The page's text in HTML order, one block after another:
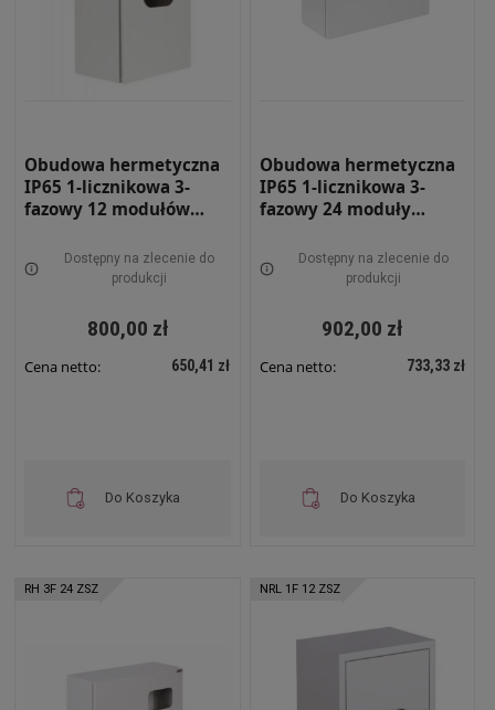
Obudowa hermetyczna
IP65 1-licznikowa 3-
fazowy 12 modułów
zamkiem i szybą RH
3F12 ZSZ
Dostępny na zlecenie do
produkcji
800,00 zł
Cena netto: 650,41 zł
Do Koszyka
Obudowa hermetyczna
IP65 1-licznikowa 3-
fazowy 24 moduły
zamkiem RH 3F24 Z
Dostępny na zlecenie do
produkcji
902,00 zł
Cena netto: 733,33 zł
Do Koszyka
RH 3F 24 ZSZ NRL 1F 12 ZSZ